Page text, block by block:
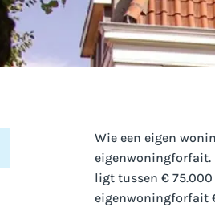
Wie een eigen
eigenwoningforfait.
ligt tussen € 75.000
eigenwoningforfait